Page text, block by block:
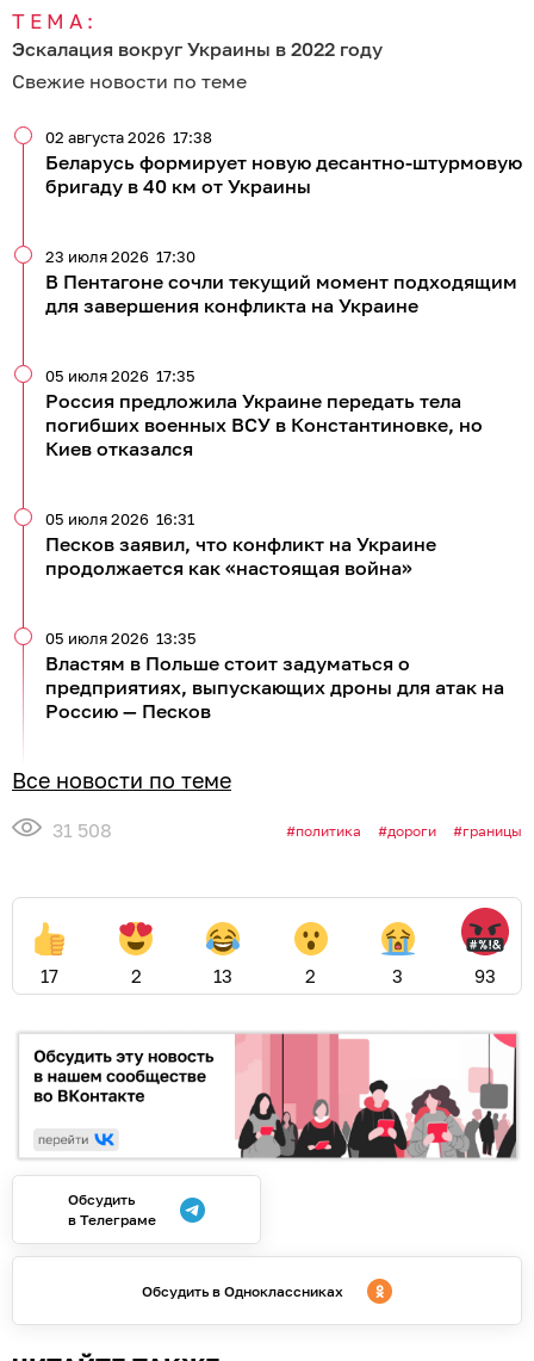
ТЕМА:
Эскалация вокруг Украины в 2022 году
Свежие новости по теме
Беларусь формирует новую десантно-штурмовую
бригаду в 40 км от Украины
02 августа 2026 17:38
В Пентагоне сочли текущий момент подходящим
для завершения конфликта на Украине
23 июля 2026 17:30
Россия предложила Украине передать тела
погибших военных ВСУ в Константиновке, но
Киев отказался
05 июля 2026 17:35
Песков заявил, что конфликт на Украине
продолжается как «настоящая война»
05 июля 2026 16:31
Властям в Польше стоит задуматься о
предприятиях, выпускающих дроны для атак на
Россию — Песков
05 июля 2026 13:35
Все новости по теме
31 508 политика дороги границы
17 2 13 2 3 93
Обсудить
в Телеграме
Обсудить в Одноклассниках